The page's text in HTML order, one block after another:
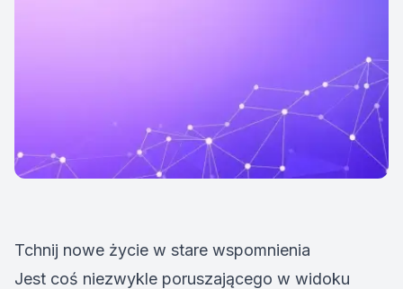
Tchnij nowe życie w stare wspomnienia
Jest coś niezwykle poruszającego w widoku